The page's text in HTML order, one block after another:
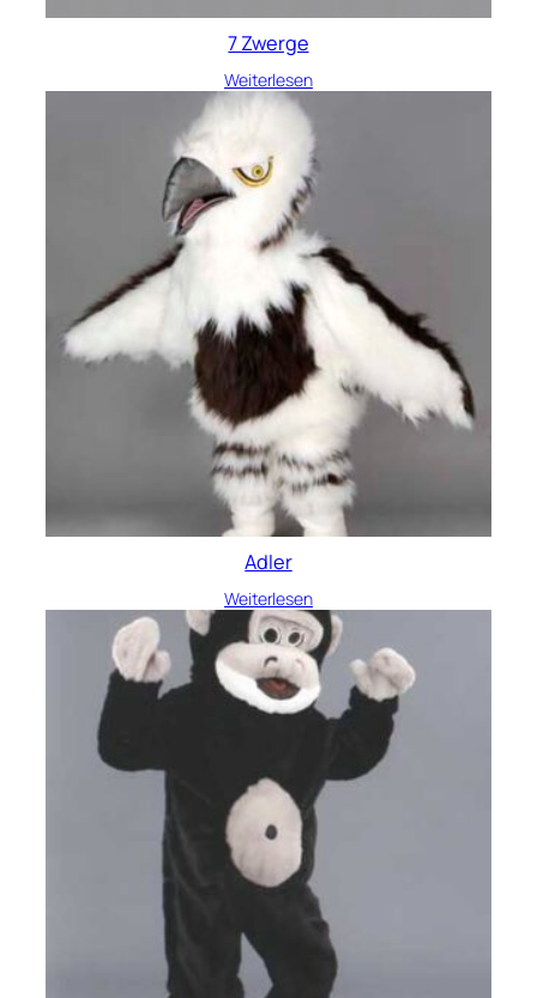
7 Zwerge
Weiterlesen
Adler
Weiterlesen